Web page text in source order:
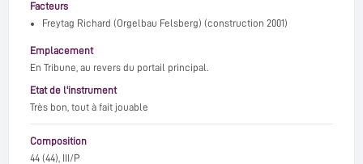
Facteurs
Freytag Richard (Orgelbau Felsberg) (construction 2001)
Emplacement
En Tribune, au revers du portail principal.
Etat de l'instrument
Très bon, tout à fait jouable
Composition
44 (44), III/P